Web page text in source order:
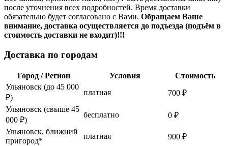
после уточнения всех подробностей. Время доставки
обязательно будет согласовано с Вами. Обращаем Ваше
внимание, доставка осуществляется до подъезда (подъём в
стоимость доставки не входит)!!!
Доставка по городам
Город / Регион Условия
Стоимость
Ульяновск (до 45 000
₽)
платная
700 ₽
Ульяновск (свыше 45
000 ₽)
бесплатно
0 ₽
Ульяновск, ближний
пригород*
платная
900 ₽